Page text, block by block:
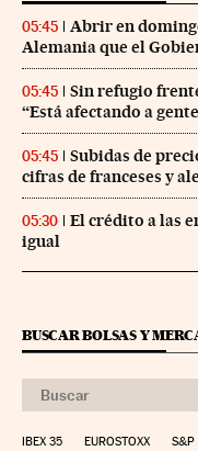
05:45
Abrir en
Alemania que el
05:45
Sin refugio
“Está afectando a
05:45
Subidas de
cifras de franceses y
05:30
El crédito a las
igual
BUSCAR BOLSAS Y
IBEX 35 EUROSTOXX